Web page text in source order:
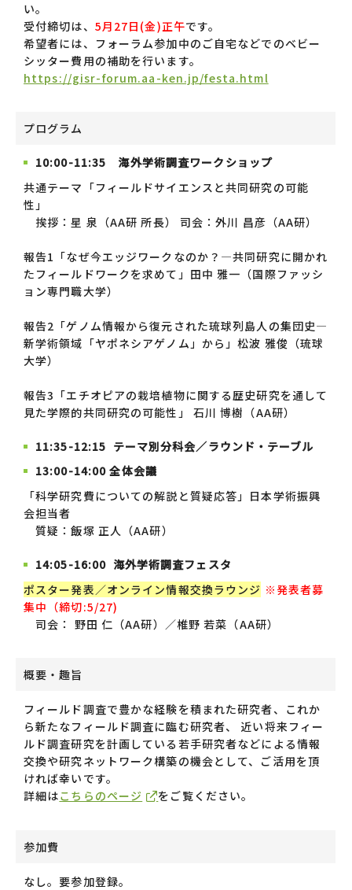
い。
受付締切は、 5月27日(金)正午です。
希望者には、フォーラム参加中のご自宅などでのベビー
シッター費用の補助を行います。
https://gisr-forum.aa-ken.jp/festa.html
プログラム
10:00-11:35 海外学術調査ワークショップ
共通テーマ「フィールドサイエンスと共同研究の可能
性」
挨拶：星 泉（AA研 所長） 司会：外川 昌彦（AA研）
報告1「なぜ今エッジワークなのか？―共同研究に開かれ
たフィールドワークを求めて」田中 雅一（国際ファッシ
ョン専門職大学）
報告2「ゲノム情報から復元された琉球列島人の集団史―
新学術領域「ヤポネシアゲノム」から」松波 雅俊（琉球
大学）
報告3「エチオピアの栽培植物に関する歴史研究を通して
見た学際的共同研究の可能性」 石川 博樹（AA研）
11:35-12:15 テーマ別分科会／ラウンド・テーブル
13:00-14:00 全体会議
「科学研究費についての解説と質疑応答」日本学術振興
会担当者
質疑：飯塚 正人（AA研）
14:05-16:00 海外学術調査フェスタ
ポスター発表／オンライン情報交換ラウンジ ※発表者募
集中（締切:5/27)
司会： 野田 仁（AA研）／椎野 若菜（AA研）
概要・趣旨
フィールド調査で豊かな経験を積まれた研究者、これか
ら新たなフィールド調査に臨む研究者、 近い将来フィー
ルド調査研究を計画している若手研究者などによる情報
交換や研究ネットワーク構築の機会として、ご活用を頂
ければ幸いです。
詳細はこちらのページ をご覧ください。
参加費
なし。要参加登録。